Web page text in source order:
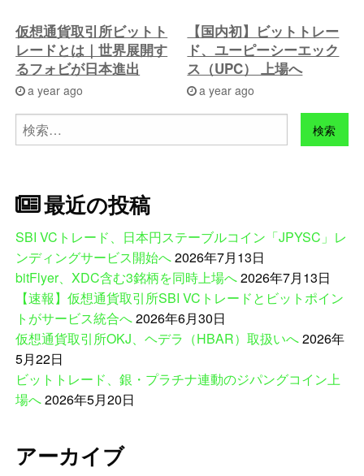
仮想通貨取引所ビットト
レードとは｜世界展開す
るフォビが日本進出
a year ago
【国内初】ビットトレー
ド、ユーピーシーエック
ス（UPC） 上場へ
a year ago
検
索:
最近の投稿
SBI VCトレード、日本円ステーブルコイン「JPYSC」レ
ンディングサービス開始へ2026年7月13日
bitFlyer、XDC含む3銘柄を同時上場へ2026年7月13日
【速報】仮想通貨取引所SBI VCトレードとビットポイン
トがサービス統合へ2026年6月30日
仮想通貨取引所OKJ、ヘデラ（HBAR）取扱いへ2026年
5月22日
ビットトレード、銀・プラチナ連動のジパングコイン上
場へ2026年5月20日
アーカイブ